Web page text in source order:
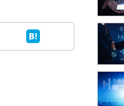
Master of IP Network
Security & Trust